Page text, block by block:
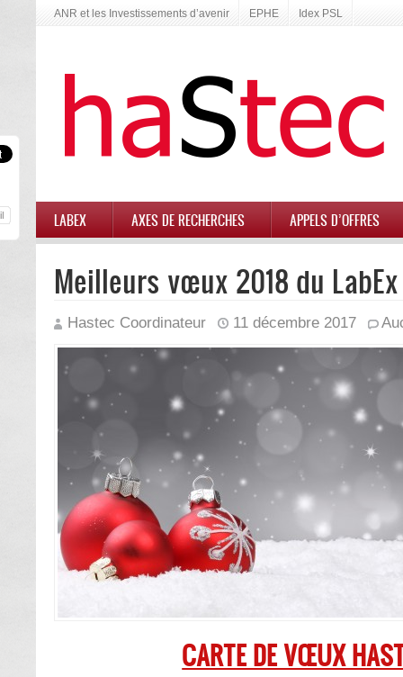
ANR et les Investissements d’avenir EPHE Idex PSL
LABEX AXES DE RECHERCHES APPELS D’OFFRES
Meilleurs vœux 2018 du
Hastec Coordinateur 11 décembre 2017
CARTE DE VŒUX